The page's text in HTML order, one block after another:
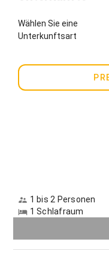
ebenfalls nur dreißig
der Tegernsee sind
bei uns ruhig, nachts
selbst befindet sich
des Dorfes. Unsere
hochwertigen
zeitgemäßen
besonderes Faible für
nach Zimmer
Hoferlebnisse
Der Morgen beginnt
Wählen Sie eine
Unterkunftsart
1 bis 2 Personen
1 Schlafraum